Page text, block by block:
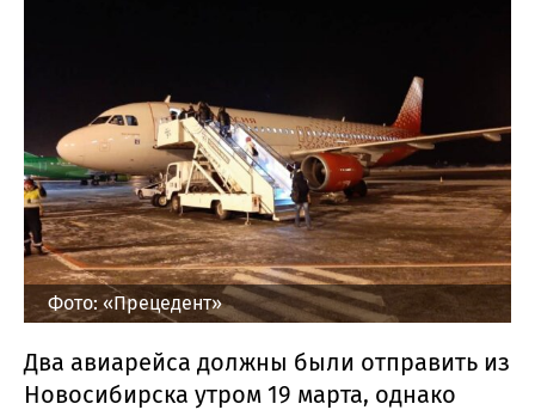
Фото: «Прецедент»
Два авиарейса должны были отправить из
Новосибирска утром 19 марта, однако